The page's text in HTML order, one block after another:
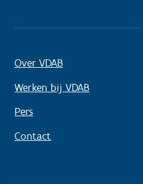
Over VDAB
Werken bij VDAB
Pers
Contact